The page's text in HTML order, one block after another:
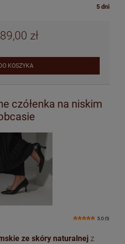
5 dni
zł
DO KOSZYKA
czółenka na niskim
5.0 (1)
ze skóry naturalnejz